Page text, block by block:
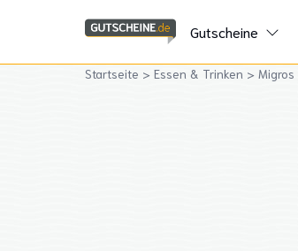
Gutscheine
Startseite > Essen & Trinken > Migros